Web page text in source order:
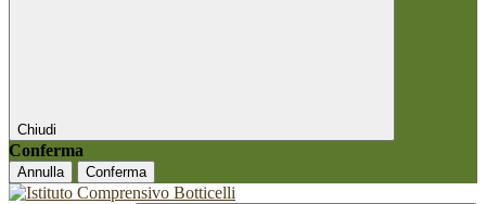
Chiudi
Conferma
Annulla Conferma